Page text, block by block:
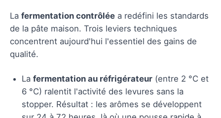
La fermentation contrôlée a redéfini les standards
de la pâte maison. Trois leviers techniques
concentrent aujourd'hui l'essentiel des gains de
qualité.
La fermentation au réfrigérateur (entre 2 °C et
6 °C) ralentit l'activité des levures sans la
stopper. Résultat : les arômes se développent